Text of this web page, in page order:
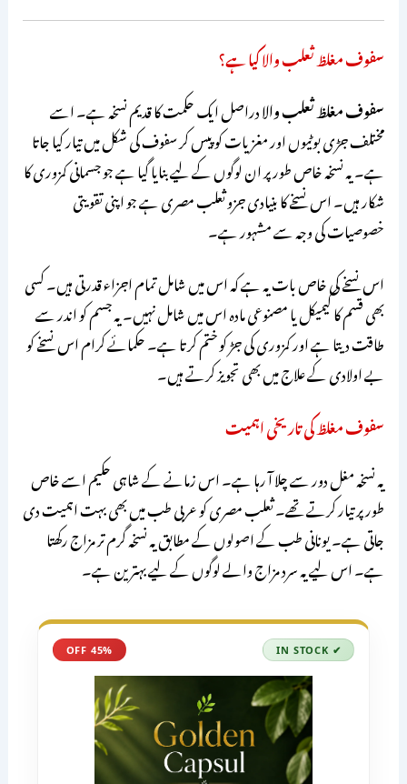
سفوف مغلظ ثعلب والا کیا ہے؟
سفوف مغلظ ثعلب والادراصل ایک حکمت کا قدیم نسخہ ہے۔ اسے
مختلف جڑی بوٹیوں اور مغزیات کو پیس کر سفوف کی شکل میں تیار کیا جاتا
ہے۔ یہ نسخہ خاص طور پر ان لوگوں کے لیے بنایا گیا ہے جو جسمانی کمزوری کا
شکار ہیں۔ اس نسخے کا بنیادی جزو ثعلب مصری ہے جو اپنی تقویتی
خصوصیات کی وجہ سے مشہور ہے۔
اس نسخے کی خاص بات یہ ہے کہ اس میں شامل تمام اجزاء قدرتی ہیں۔ کسی
بھی قسم کا کیمیکل یا مصنوعی مادہ اس میں شامل نہیں۔ یہ جسم کو اندر سے
طاقت دیتا ہے اور کمزوری کی جڑ کو ختم کرتا ہے۔ حکمائے کرام اس نسخے کو
بے اولادی کے علاج میں بھی تجویز کرتے ہیں۔
سفوف مغلظ کی تاریخی اہمیت
یہ نسخہ مغل دور سے چلا آ رہا ہے۔ اس زمانے کے شاہی حکیم اسے خاص
طور پر تیار کرتے تھے۔ ثعلب مصری کو عربی طب میں بھی بہت اہمیت دی
جاتی ہے۔ یونانی طب کے اصولوں کے مطابق یہ نسخہ گرم تر مزاج رکھتا
ہے۔ اس لیے یہ سرد مزاج والے لوگوں کے لیے بہترین ہے۔